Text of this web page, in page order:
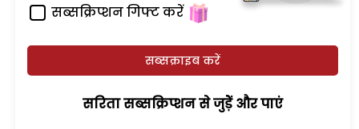
सब्सक्रिप्शन गिफ्ट करें
सब्सक्राइब करें
सरिता सब्सक्रिप्शन से जुड़ेें और पाएं